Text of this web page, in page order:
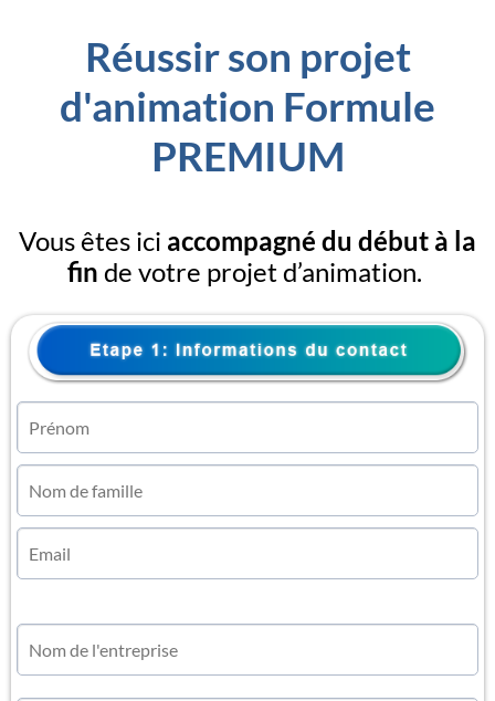
Réussir son projet
d'animation Formule
PREMIUM
Vous êtes ici accompagné du début à la
fin de votre projet d’animation.